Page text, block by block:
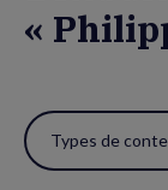
«
ces
filtres
Types de